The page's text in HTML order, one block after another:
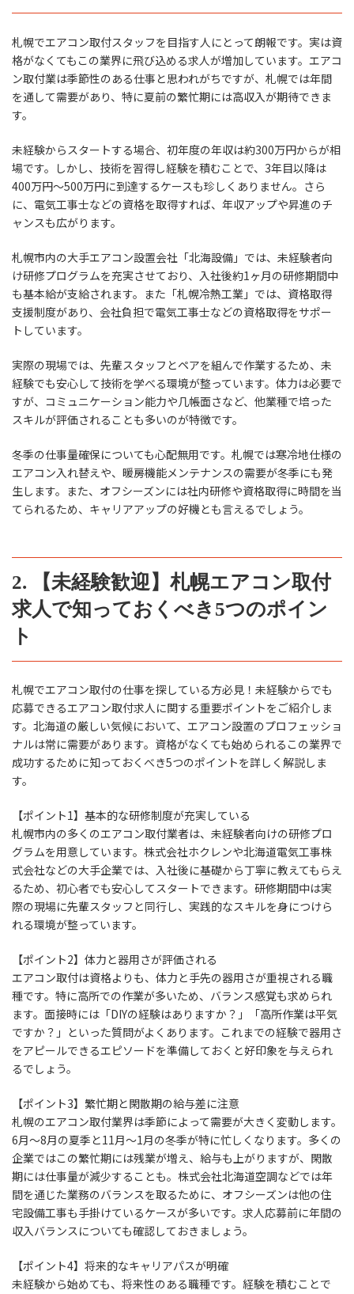
札幌でエアコン取付スタッフを目指す人にとって朗報です。実は資
格がなくてもこの業界に飛び込める求人が増加しています。エアコ
ン取付業は季節性のある仕事と思われがちですが、札幌では年間
を通して需要があり、特に夏前の繁忙期には高収入が期待できま
す。
未経験からスタートする場合、初年度の年収は約300万円からが相
場です。しかし、技術を習得し経験を積むことで、3年目以降は
400万円〜500万円に到達するケースも珍しくありません。さら
に、電気工事士などの資格を取得すれば、年収アップや昇進のチ
ャンスも広がります。
札幌市内の大手エアコン設置会社「北海設備」では、未経験者向
け研修プログラムを充実させており、入社後約1ヶ月の研修期間中
も基本給が支給されます。また「札幌冷熱工業」では、資格取得
支援制度があり、会社負担で電気工事士などの資格取得をサポー
トしています。
実際の現場では、先輩スタッフとペアを組んで作業するため、未
経験でも安心して技術を学べる環境が整っています。体力は必要で
すが、コミュニケーション能力や几帳面さなど、他業種で培った
スキルが評価されることも多いのが特徴です。
冬季の仕事量確保についても心配無用です。札幌では寒冷地仕様の
エアコン入れ替えや、暖房機能メンテナンスの需要が冬季にも発
生します。また、オフシーズンには社内研修や資格取得に時間を当
てられるため、キャリアアップの好機とも言えるでしょう。
2. 【未経験歓迎】札幌エアコン取付
求人で知っておくべき5つのポイン
ト
札幌でエアコン取付の仕事を探している方必見！未経験からでも
応募できるエアコン取付求人に関する重要ポイントをご紹介しま
す。北海道の厳しい気候において、エアコン設置のプロフェッショ
ナルは常に需要があります。資格がなくても始められるこの業界で
成功するために知っておくべき5つのポイントを詳しく解説しま
す。
【ポイント1】基本的な研修制度が充実している
札幌市内の多くのエアコン取付業者は、未経験者向けの研修プロ
グラムを用意しています。株式会社ホクレンや北海道電気工事株
式会社などの大手企業では、入社後に基礎から丁寧に教えてもらえ
るため、初心者でも安心してスタートできます。研修期間中は実
際の現場に先輩スタッフと同行し、実践的なスキルを身につけら
れる環境が整っています。
【ポイント2】体力と器用さが評価される
エアコン取付は資格よりも、体力と手先の器用さが重視される職
種です。特に高所での作業が多いため、バランス感覚も求められ
ます。面接時には「DIYの経験はありますか？」「高所作業は平気
ですか？」といった質問がよくあります。これまでの経験で器用さ
をアピールできるエピソードを準備しておくと好印象を与えられ
るでしょう。
【ポイント3】繁忙期と閑散期の給与差に注意
札幌のエアコン取付業界は季節によって需要が大きく変動します。
6月〜8月の夏季と11月〜1月の冬季が特に忙しくなります。多くの
企業ではこの繁忙期には残業が増え、給与も上がりますが、閑散
期には仕事量が減少することも。株式会社北海道空調などでは年
間を通じた業務のバランスを取るために、オフシーズンは他の住
宅設備工事も手掛けているケースが多いです。求人応募前に年間の
収入バランスについても確認しておきましょう。
【ポイント4】将来的なキャリアパスが明確
未経験から始めても、将来性のある職種です。経験を積むことで